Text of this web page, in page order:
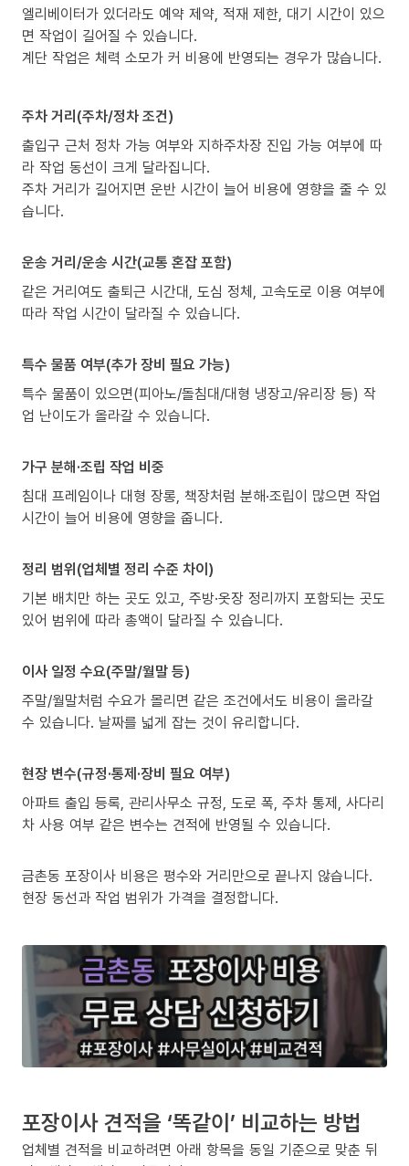
엘리베이터가 있더라도 예약 제약, 적재 제한, 대기 시간이 있으
면 작업이 길어질 수 있습니다.
계단 작업은 체력 소모가 커 비용에 반영되는 경우가 많습니다.
주차 거리(주차/정차 조건)
출입구 근처 정차 가능 여부와 지하주차장 진입 가능 여부에 따
라 작업 동선이 크게 달라집니다.
주차 거리가 길어지면 운반 시간이 늘어 비용에 영향을 줄 수 있
습니다.
운송 거리/운송 시간(교통 혼잡 포함)
같은 거리여도 출퇴근 시간대, 도심 정체, 고속도로 이용 여부에
따라 작업 시간이 달라질 수 있습니다.
특수 물품 여부(추가 장비 필요 가능)
특수 물품이 있으면(피아노/돌침대/대형 냉장고/유리장 등) 작
업 난이도가 올라갈 수 있습니다.
가구 분해·조립 작업 비중
침대 프레임이나 대형 장롱, 책장처럼 분해·조립이 많으면 작업
시간이 늘어 비용에 영향을 줍니다.
정리 범위(업체별 정리 수준 차이)
기본 배치만 하는 곳도 있고, 주방·옷장 정리까지 포함되는 곳도
있어 범위에 따라 총액이 달라질 수 있습니다.
이사 일정 수요(주말/월말 등)
주말/월말처럼 수요가 몰리면 같은 조건에서도 비용이 올라갈
수 있습니다. 날짜를 넓게 잡는 것이 유리합니다.
현장 변수(규정·통제·장비 필요 여부)
아파트 출입 등록, 관리사무소 규정, 도로 폭, 주차 통제, 사다리
차 사용 여부 같은 변수는 견적에 반영될 수 있습니다.
금촌동 포장이사 비용은 평수와 거리만으로 끝나지 않습니다.
현장 동선과 작업 범위가 가격을 결정합니다.
포장이사 견적을 ‘똑같이’ 비교하는 방법
업체별 견적을 비교하려면 아래 항목을 동일 기준으로 맞춘 뒤